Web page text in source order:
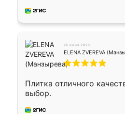
26 июня 2025
ELENA ZVEREVA
Плитка отличного
выбор.